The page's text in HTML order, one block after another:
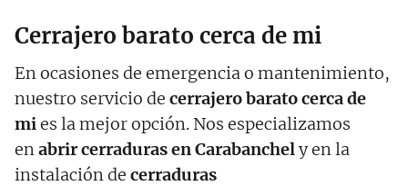
Cerrajero barato cerca de mi
En ocasiones de emergencia o mantenimiento,
nuestro servicio de cerrajero barato cerca de
mies la mejor opción. Nos especializamos
enabrir cerraduras en Carabanchely en la
instalación de cerraduras